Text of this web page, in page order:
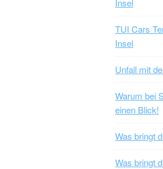
Insel
TUI Cars
Insel
Unfall mit
Warum bei
einen Blick!
Was bringt
Was bringt